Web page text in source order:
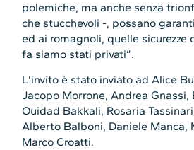
polemiche, ma anche senza
che stucchevoli -, possano
ed ai romagnoli, quelle sicurezze
fa siamo stati privati”.
L’invito è stato inviato ad Alice
Jacopo Morrone, Andrea Gnassi,
Ouidad Bakkali, Rosaria
Alberto Balboni, Daniele Manca,
Marco Croatti.